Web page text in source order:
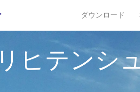
ダウンロード
リヒテンシ